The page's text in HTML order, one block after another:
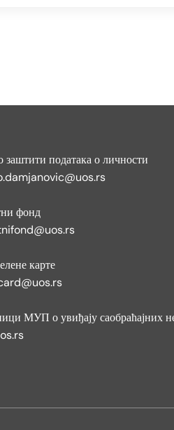
заштити података о личности
фонд
карте
МУП о увиђају саобраћајних